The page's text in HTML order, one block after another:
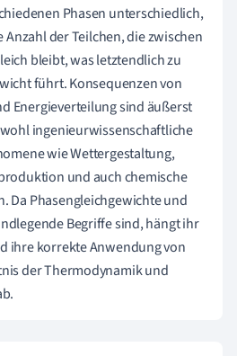
Phasen unterschiedlich,
Anzahl der Teilchen, die zwischen
bleibt, was letztendlich zu
führt. Konsequenzen von
Energieverteilung sind äußerst
ingenieurwissenschaftliche
wie Wettergestaltung,
und auch chemische
Da Phasengleichgewichte und
Begriffe sind, hängt ihr
ihre korrekte Anwendung von
der Thermodynamik und